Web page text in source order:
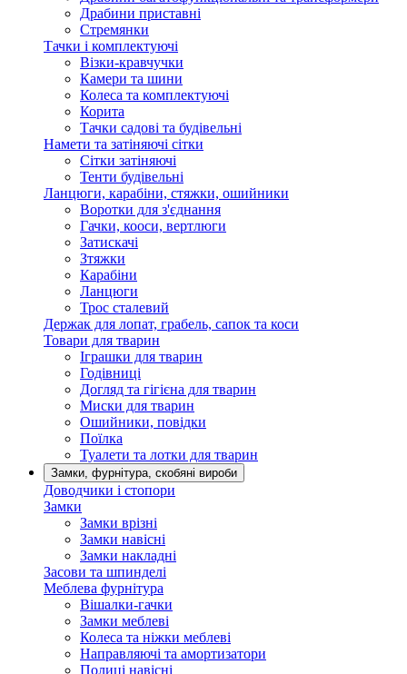
Драбини приставні
Стремянки
Тачки і комплектуючі
Візки-кравчучки
Камери та шини
Колеса та комплектуючі
Корита
Тачки садові та будівельні
Намети та затіняючі сітки
Сітки затіняючі
Тенти будівельні
Ланцюги, карабіни, стяжки, ошийники
Воротки для з'єднання
Гачки, кооси, вертлюги
Затискачі
Зтяжки
Карабіни
Ланцюги
Трос сталевий
Держак для лопат, грабель, сапок та коси
Товари для тварин
Іграшки для тварин
Годівниці
Догляд та гігієна для тварин
Миски для тварин
Ошийники, повідки
Поїлка
Туалети та лотки для тварин
Замки, фурнітура, скобяні вироби
Доводчики і стопори
Замки
Замки врізні
Замки навісні
Замки накладні
Засови та шпинделі
Меблева фурнітура
Вішалки-гачки
Замки меблеві
Колеса та ніжки меблеві
Направляючі та амортизатори
Полиці навісні